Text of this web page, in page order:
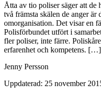
Åtta av tio poliser säger att de
två främsta skälen de anger är
omorganisation. Det visar en
Polisförbundet utfört i
fler poliser, inte färre.
erfarenhet och kompetens. […]
Jenny Persson
Uppdaterad: 25 november